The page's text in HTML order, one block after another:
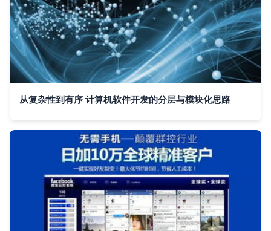
从复杂性到有序 计算机软件开发的分层与模块化思路